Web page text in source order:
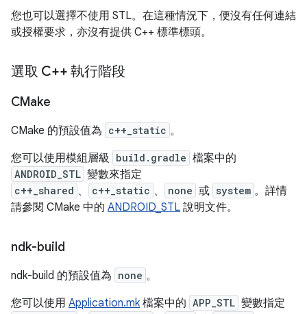
您也可以選擇不使用 STL。在這種情況下，便沒有任何連結
或授權要求，亦沒有提供 C++ 標準標頭。
選取 C++ 執行階段
CMake
CMake 的預設值為 c++_static 。
您可以使用模組層級 build.gradle 檔案中的
ANDROID_STL 變數來指定
c++_shared 、 c++_static 、 none 或 system 。詳情
請參閱 CMake 中的 ANDROID_STL 說明文件。
ndk-build
ndk-build 的預設值為 none 。
您可以使用 Application.mk檔案中的 APP_STL 變數指定